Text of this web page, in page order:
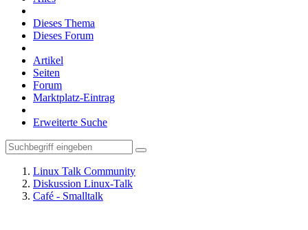
Dieses Thema
Dieses Forum
Artikel
Seiten
Forum
Marktplatz-Eintrag
Erweiterte Suche
Linux Talk Community
Diskussion Linux-Talk
Café - Smalltalk